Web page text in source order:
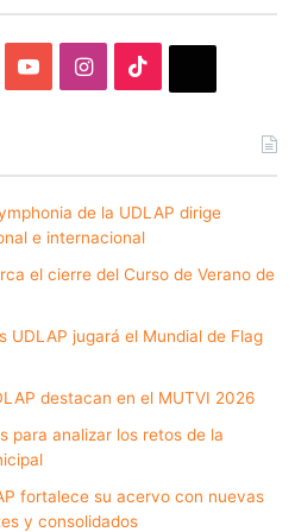
YouTubeInstagram
de la UDLAP dirige
e internacional
el cierre del Curso de Verano de
UDLAP jugará el Mundial de Flag
destacan en el MUTVI 2026
para analizar los retos de la
fortalece su acervo con nuevas
y consolidados